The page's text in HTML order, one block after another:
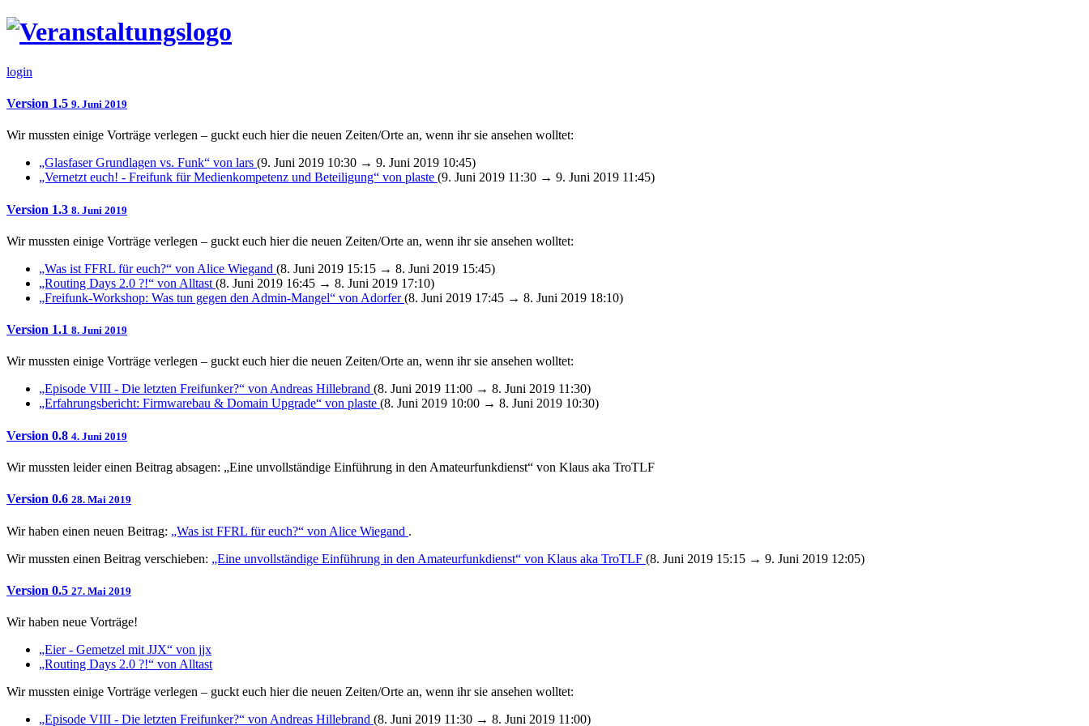
login
Version 1.5 9. Juni 2019
Wir mussten einige Vorträge verlegen – guckt euch hier die neuen Zeiten/Orte an, wenn ihr sie ansehen wolltet:
„Glasfaser Grundlagen vs. Funk“ von lars (9. Juni 2019 10:30 → 9. Juni 2019 10:45)
„Vernetzt euch! - Freifunk für Medienkompetenz und Beteiligung“ von plaste (9. Juni 2019 11:30 → 9. Juni 2019 11:45)
Version 1.3 8. Juni 2019
Wir mussten einige Vorträge verlegen – guckt euch hier die neuen Zeiten/Orte an, wenn ihr sie ansehen wolltet:
„Was ist FFRL für euch?“ von Alice Wiegand (8. Juni 2019 15:15 → 8. Juni 2019 15:45)
„Routing Days 2.0 ?!“ von Alltast (8. Juni 2019 16:45 → 8. Juni 2019 17:10)
„Freifunk-Workshop: Was tun gegen den Admin-Mangel“ von Adorfer(8. Juni 2019 17:45 → 8. Juni 2019 18:10)
Version 1.1 8. Juni 2019
Wir mussten einige Vorträge verlegen – guckt euch hier die neuen Zeiten/Orte an, wenn ihr sie ansehen wolltet:
„Episode VIII - Die letzten Freifunker?“ von Andreas Hillebrand (8. Juni 2019 11:00 → 8. Juni 2019 11:30)
„Erfahrungsbericht: Firmwarebau & Domain Upgrade“ von plaste (8. Juni 2019 10:00 → 8. Juni 2019 10:30)
Version 0.8 4. Juni 2019
Wir mussten leider einen Beitrag absagen: „Eine unvollständige Einführung in den Amateurfunkdienst“ von Klaus aka TroTLF
Version 0.6 28. Mai 2019
Wir haben einen neuen Beitrag: „Was ist FFRL für euch?“ von Alice Wiegand .
Wir mussten einen Beitrag verschieben: „Eine unvollständige Einführung in den Amateurfunkdienst“ von Klaus aka TroTLF (8. Juni 2019 15:15 → 9. Juni 2019 12:05)
Version 0.5 27. Mai 2019
Wir haben neue Vorträge!
„Eier - Gemetzel mit JJX“ von jjx
„Routing Days 2.0 ?!“ von Alltast
Wir mussten einige Vorträge verlegen – guckt euch hier die neuen Zeiten/Orte an, wenn ihr sie ansehen wolltet:
„Episode VIII - Die letzten Freifunker?“ von Andreas Hillebrand (8. Juni 2019 11:30 → 8. Juni 2019 11:00)